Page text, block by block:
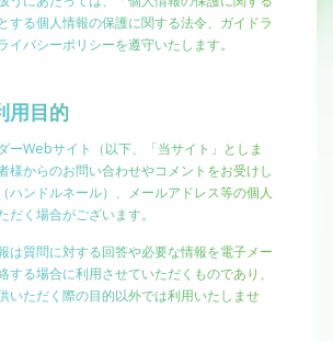
ッ
プ
する個人情報の保護に関する法令、ガイドラ
イバシーポリシーを遵守いたします。
用目的
ーWebサイト（以下、「当サイト」としま
様からのお問い合わせやコメントをお受けし
ハンドルネール）、メールアドレス等の個人
だく場合がございます。
は質問に対する回答や必要な情報を電子メー
する場合に利用させていただくものであり、
いただく際の目的以外では利用いたしませ